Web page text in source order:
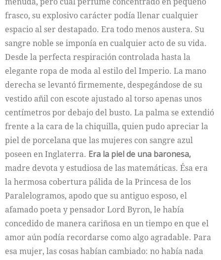
frasco, su explosivo carácter podía llenar cualquier
espacio al ser destapado. Era todo menos austera. Su
sangre noble se imponía en cualquier acto de su vida.
Desde la perfecta respiración controlada hasta la
elegante ropa de moda al estilo del Imperio. La mano
derecha se levantó firmemente, despegándose de su
vestido añil con escote ajustado al torso apenas unos
centímetros por debajo del busto. La palma se extendió
frente a la cara de la chiquilla, quien pudo apreciar la
piel de porcelana que las mujeres con sangre azul
poseen en Inglaterra. Era la piel de una baronesa,
madre devota y estudiosa de las matemáticas. Ésa era
la hermosa cobertura pálida de la Princesa de los
Paralelogramos, apodo que su antiguo esposo, el
afamado poeta y pensador Lord Byron, le había
concedido de manera cariñosa en un tiempo en que el
amor aún podía recordarse como algo agradable. Para
esa mujer, las cosas habían cambiado: no había nada